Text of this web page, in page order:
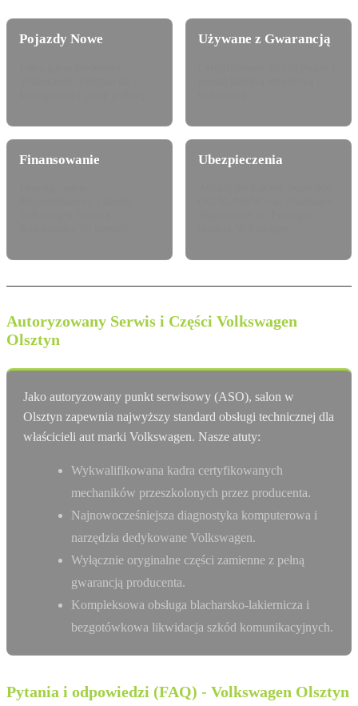
Pojazdy Nowe Używane z Gwarancją
Finansowanie Ubezpieczenia
Autoryzowany Serwis i Części Volkswagen
Olsztyn
Jako autoryzowany punkt serwisowy (ASO), salon w
Olsztyn zapewnia najwyższy standard obsługi technicznej dla
właścicieli aut marki Volkswagen. Nasze atuty:
Wykwalifikowana kadra certyfikowanych
mechaników przeszkolonych przez producenta.
Najnowocześniejsza diagnostyka komputerowa i
narzędzia dedykowane Volkswagen.
Wyłącznie oryginalne części zamienne z pełną
gwarancją producenta.
Kompleksowa obsługa blacharsko-lakiernicza i
bezgotówkowa likwidacja szkód komunikacyjnych.
Pytania i odpowiedzi (FAQ) - Volkswagen Olsztyn